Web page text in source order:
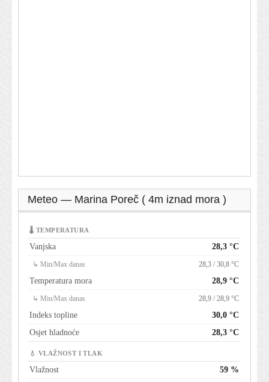
Meteo — Marina Poreč ( 4m iznad mora )
🌡 TEMPERATURA
Vanjska 28,3 °C
↳ Min/Max danas 28,3 / 30,8 °C
Temperatura mora 28,9 °C
↳ Min/Max danas 28,9 / 28,9 °C
Indeks topline
30,0 °C
Osjet hladnoće
28,3 °C
💧 VLAŽNOST I TLAK
Vlažnost
59 %